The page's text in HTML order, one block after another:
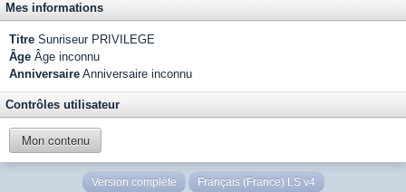
Mes informations
Titre Sunriseur PRIVILEGE
Âge Âge inconnu
Anniversaire Anniversaire inconnu
Contrôles utilisateur
Mon contenu
Version complète Français (France) LS v4